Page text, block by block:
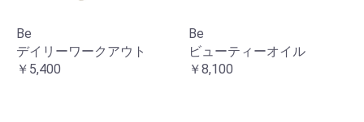
Be
デイリーワークアウト
￥5,400
Be
ビューティーオイル
￥8,100